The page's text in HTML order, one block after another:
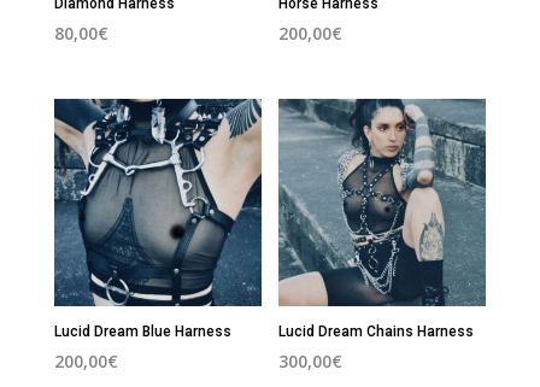
Diamond Harness
80,00€
Horse Harness
200,00€
Lucid Dream Blue Harness
200,00€
Lucid Dream Chains Harness
300,00€